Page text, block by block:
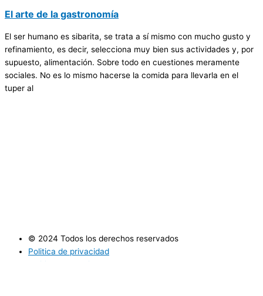
El arte de la gastronomía
El ser humano es sibarita, se trata a sí mismo con mucho gusto y
refinamiento, es decir, selecciona muy bien sus actividades y, por
supuesto, alimentación. Sobre todo en cuestiones meramente
sociales. No es lo mismo hacerse la comida para llevarla en el
tuper al
© 2024 Todos los derechos reservados
Politica de privacidad
Politica de cookies